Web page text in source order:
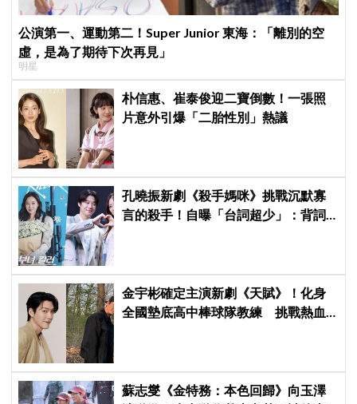
公演第一、運動第二！Super Junior 東海：「離別的空
虛，是為了期待下次再見」
明星
朴信惠、崔泰俊迎二寶倒數！一張照
片意外引爆「二胎性別」熱議
孔曉振新劇《殺手媽咪》挑戰沉默寡
言的殺手！自曝「台詞超少」：背詞
金宇彬確定主演新劇《天賦》！化身
全國墊底高中棒球隊教練 挑戰熱血
蘇志燮《金特務：本色回歸》向玉澤